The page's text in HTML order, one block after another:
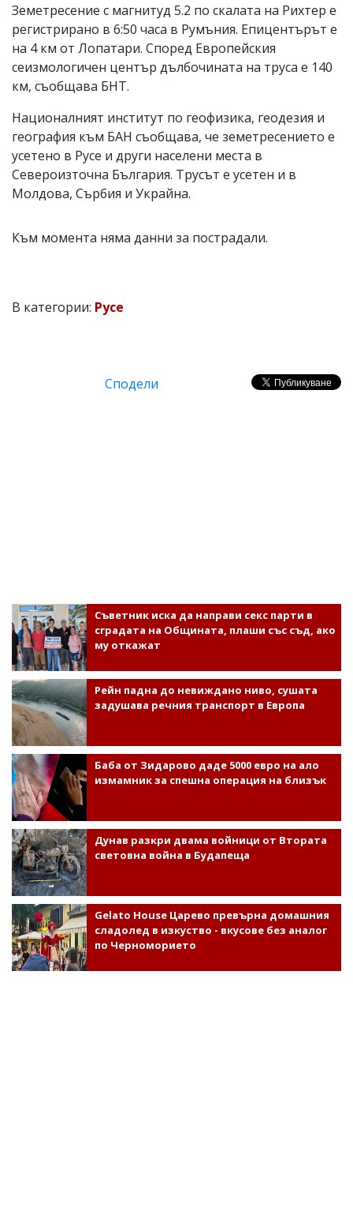
за
вас
коментар,
моля
сигнализирайте
ни!
Земетресение с магнитуд 5.2 по скалата на Рихтер е
регистрирано в 6:50 часа в Румъния. Епицентърът е
на 4 км от Лопатари. Според Европейския
сеизмологичен център дълбочината на труса е 140
км, съобщава БНТ.
Националният институт по геофизика, геодезия и
география към БАН съобщава, че земетресението е
усетено в Русе и други населени места в
Североизточна България. Трусът е усетен и в
Молдова, Сърбия и Украйна.
Към момента няма данни за пострадали.
В категории: Русе
Сподели
Съветник иска да направи секс парти в
сградата на Общината, плаши със съд, ако
му откажат
Рейн падна до невиждано ниво, сушата
задушава речния транспорт в Европа
Баба от Зидарово даде 5000 евро на ало
измамник за спешна операция на близък
Дунав разкри двама войници от Втората
световна война в Будапеща
Gelato House Царево превърна домашния
сладолед в изкуство - вкусове без аналог
по Черноморието